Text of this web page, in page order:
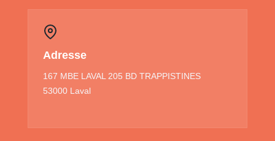
Adresse
167 MBE LAVAL 205 BD TRAPPISTINES
53000 Laval